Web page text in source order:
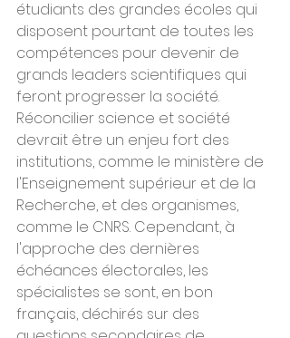
étudiants des grandes écoles qui
disposent pourtant de toutes les
compétences pour devenir de
grands leaders scientifiques qui
feront progresser la société.
Réconcilier science et société
devrait être un enjeu fort des
institutions, comme le ministère de
l'Enseignement supérieur et de la
Recherche, et des organismes,
comme le CNRS. Cependant, à
l'approche des dernières
échéances électorales, les
spécialistes se sont, en bon
français, déchirés sur des